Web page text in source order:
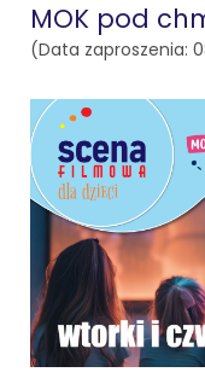
MOK pod
(Data zaproszenia: